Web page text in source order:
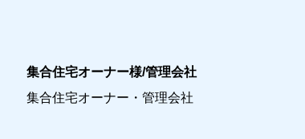
集合住宅オーナー様/管理会社
集合住宅オーナー・管理会社